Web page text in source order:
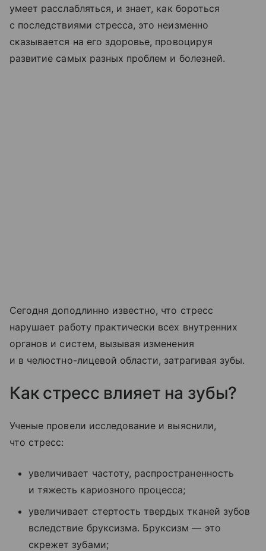
умеет расслабляться, и знает, как бороться
с последствиями стресса, это неизменно
сказывается на его здоровье, провоцируя
развитие самых разных проблем и болезней.
Сегодня доподлинно известно, что стресс
нарушает работу практически всех внутренних
органов и систем, вызывая изменения
и в челюстно-лицевой области, затрагивая зубы.
Как стресс влияет на зубы?
Ученые провели исследование и выяснили,
что стресс:
увеличивает частоту, распространенность
и тяжесть кариозного процесса;
увеличивает стертость твердых тканей зубов
вследствие бруксизма. Бруксизм — это
скрежет зубами;